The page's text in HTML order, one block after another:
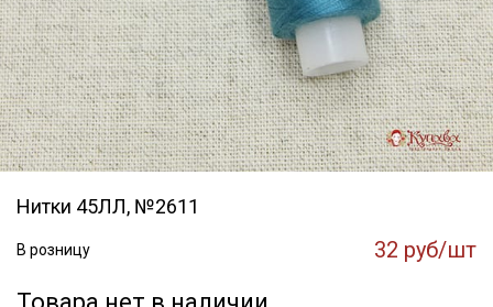
Нитки 45ЛЛ, №2611
В розницу 32 руб/шт